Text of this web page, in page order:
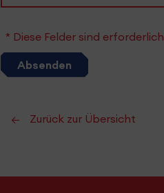
* Diese Felder sind erforderlich
Absenden
Zurück zur Übersicht